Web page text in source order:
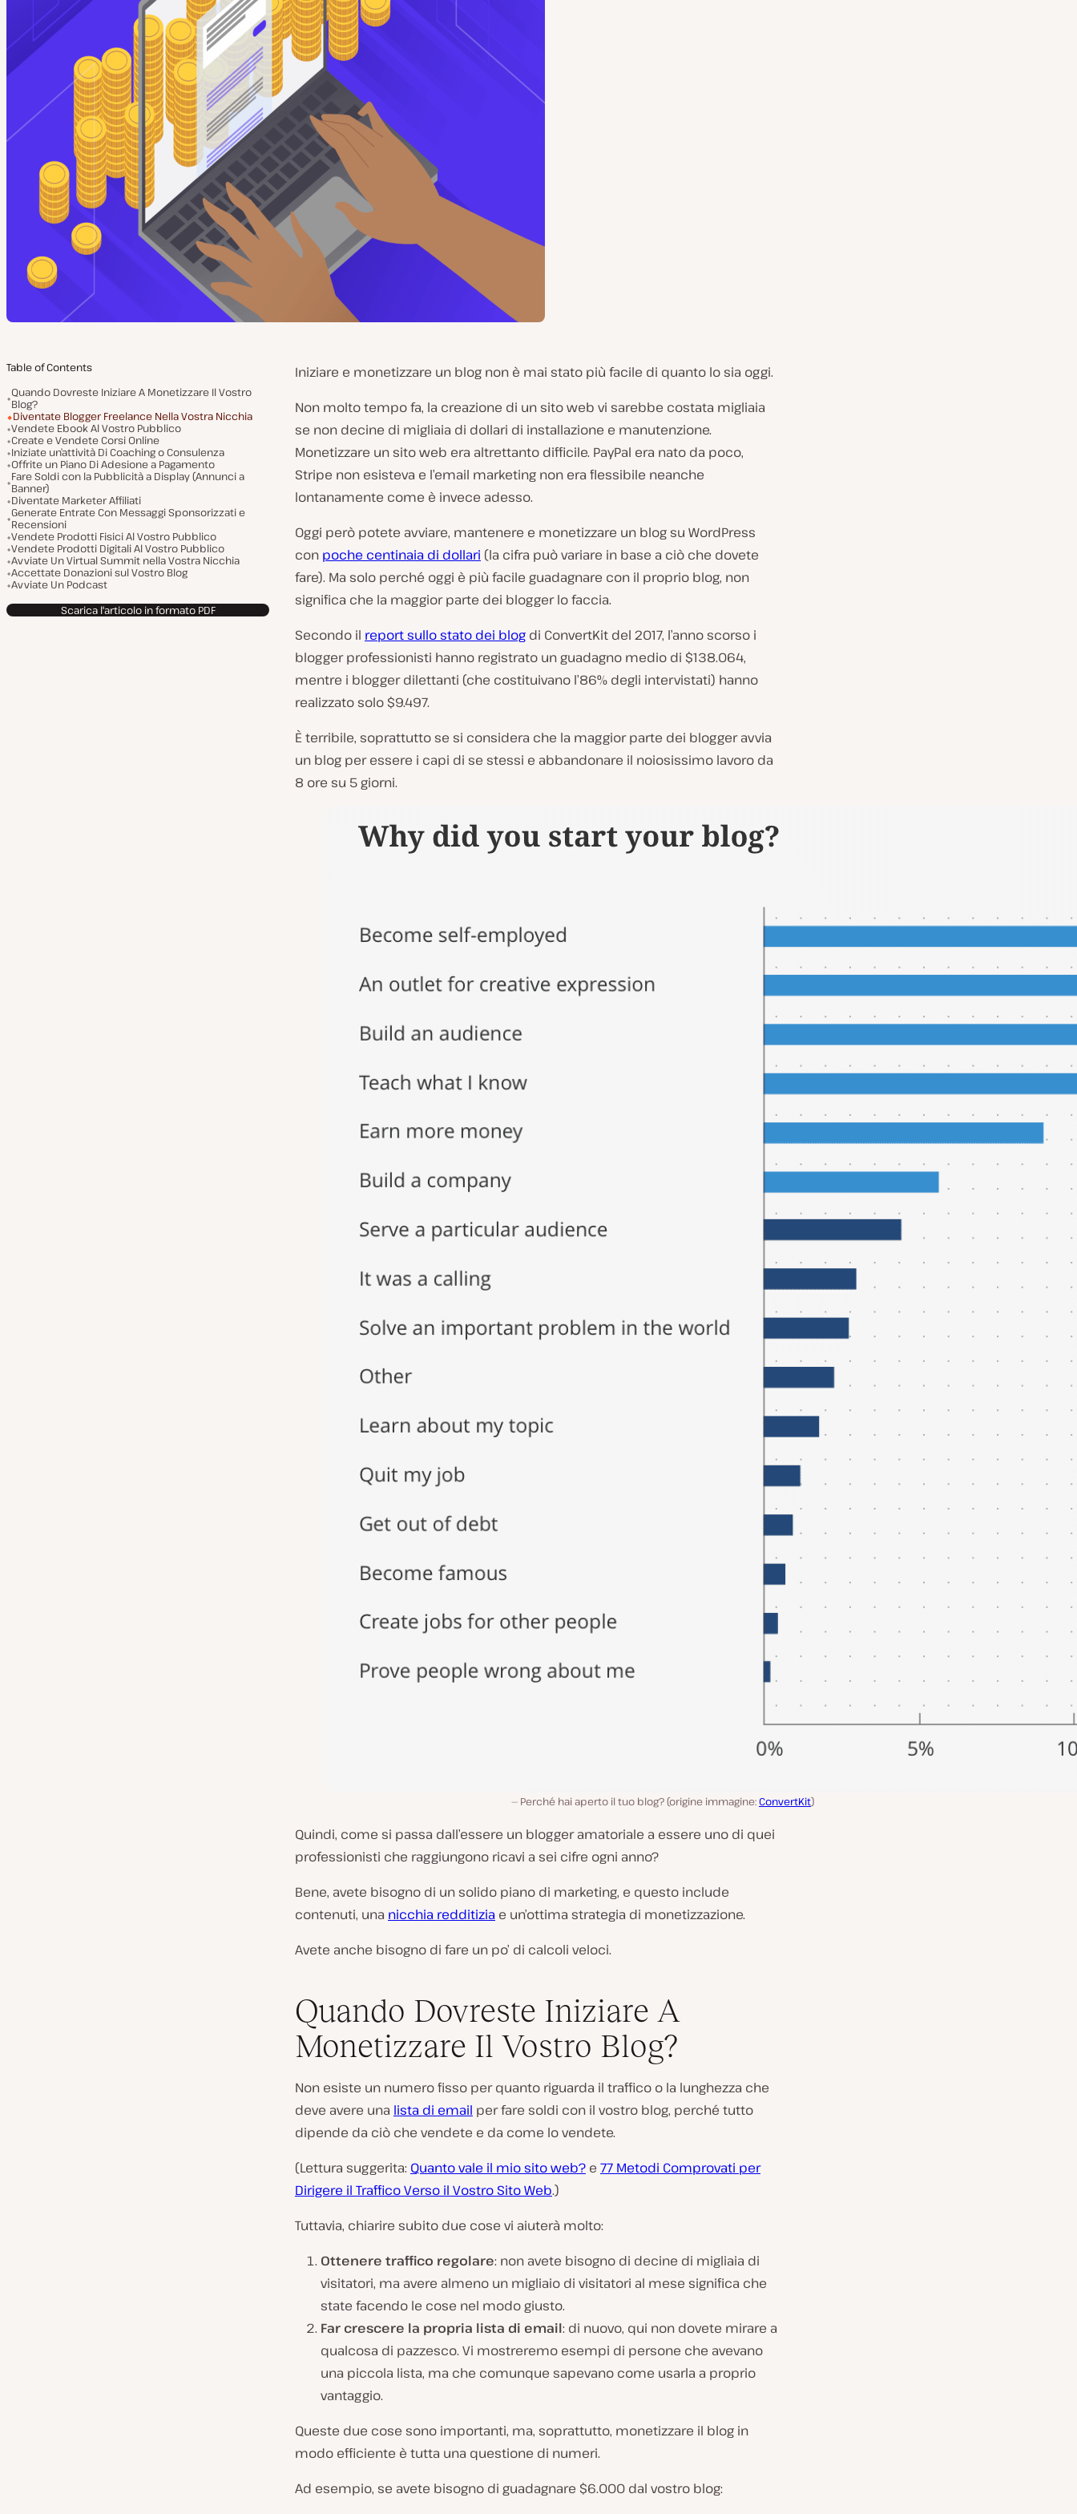
Table of Contents
Quando Dovreste Iniziare A Monetizzare Il Vostro
Blog?
Diventate Blogger Freelance Nella Vostra Nicchia
Vendete Ebook Al Vostro Pubblico
Create e Vendete Corsi Online
Iniziate un’attività Di Coaching o Consulenza
Offrite un Piano Di Adesione a Pagamento
Fare Soldi con la Pubblicità a Display (Annunci a
Banner)
Diventate Marketer Affiliati
Generate Entrate Con Messaggi Sponsorizzati e
Recensioni
Vendete Prodotti Fisici Al Vostro Pubblico
Vendete Prodotti Digitali Al Vostro Pubblico
Avviate Un Virtual Summit nella Vostra Nicchia
Accettate Donazioni sul Vostro Blog
Avviate Un Podcast
Scarica l'articolo in formato PDF
Iniziare e monetizzare un blog non è mai stato più facile di quanto lo sia oggi.
Non molto tempo fa, la creazione di un sito web vi sarebbe costata migliaia
se non decine di migliaia di dollari di installazione e manutenzione.
Monetizzare un sito web era altrettanto difficile. PayPal era nato da poco,
Stripe non esisteva e l’email marketing non era flessibile neanche
lontanamente come è invece adesso.
Oggi però potete avviare, mantenere e monetizzare un blog su WordPress
con poche centinaia di dollari (la cifra può variare in base a ciò che dovete
fare). Ma solo perché oggi è più facile guadagnare con il proprio blog, non
significa che la maggior parte dei blogger lo faccia.
Secondo il report sullo stato dei blog di ConvertKit del 2017, l’anno scorso i
blogger professionisti hanno registrato un guadagno medio di $138.064,
mentre i blogger dilettanti (che costituivano l’86% degli intervistati) hanno
realizzato solo $9.497.
È terribile, soprattutto se si considera che la maggior parte dei blogger avvia
un blog per essere i capi di se stessi e abbandonare il noiosissimo lavoro da
8 ore su 5 giorni.
Perché hai aperto il tuo blog? (origine immagine:ConvertKit)
Quindi, come si passa dall’essere un blogger amatoriale a essere uno di quei
professionisti che raggiungono ricavi a sei cifre ogni anno?
Bene, avete bisogno di un solido piano di marketing, e questo include
contenuti, una nicchia redditizia e un’ottima strategia di monetizzazione.
Avete anche bisogno di fare un po’ di calcoli veloci.
Quando Dovreste Iniziare A
Monetizzare Il Vostro Blog?
Non esiste un numero fisso per quanto riguarda il traffico o la lunghezza che
deve avere una lista di email per fare soldi con il vostro blog, perché tutto
dipende da ciò che vendete e da come lo vendete.
(Lettura suggerita: Quanto vale il mio sito web? e 77 Metodi Comprovati per
Dirigere il Traffico Verso il Vostro Sito Web.)
Tuttavia, chiarire subito due cose vi aiuterà molto:
Ottenere traffico regolare: non avete bisogno di decine di migliaia di
visitatori, ma avere almeno un migliaio di visitatori al mese significa che
state facendo le cose nel modo giusto.
Far crescere la propria lista di email: di nuovo, qui non dovete mirare a
qualcosa di pazzesco. Vi mostreremo esempi di persone che avevano
una piccola lista, ma che comunque sapevano come usarla a proprio
vantaggio.
Queste due cose sono importanti, ma, soprattutto, monetizzare il blog in
modo efficiente è tutta una questione di numeri.
Ad esempio, se avete bisogno di guadagnare $6.000 dal vostro blog: